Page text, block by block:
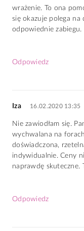
wrażenie. To ona
się okazuje polega
odpowiednie zabiegu.
Odpowiedz
Iza 16.02.2020 13:35
Nie zawiodłam się.
wychwalana na
doświadczona,
indywidualnie. Ceny
naprawdę skuteczne.
Odpowiedz